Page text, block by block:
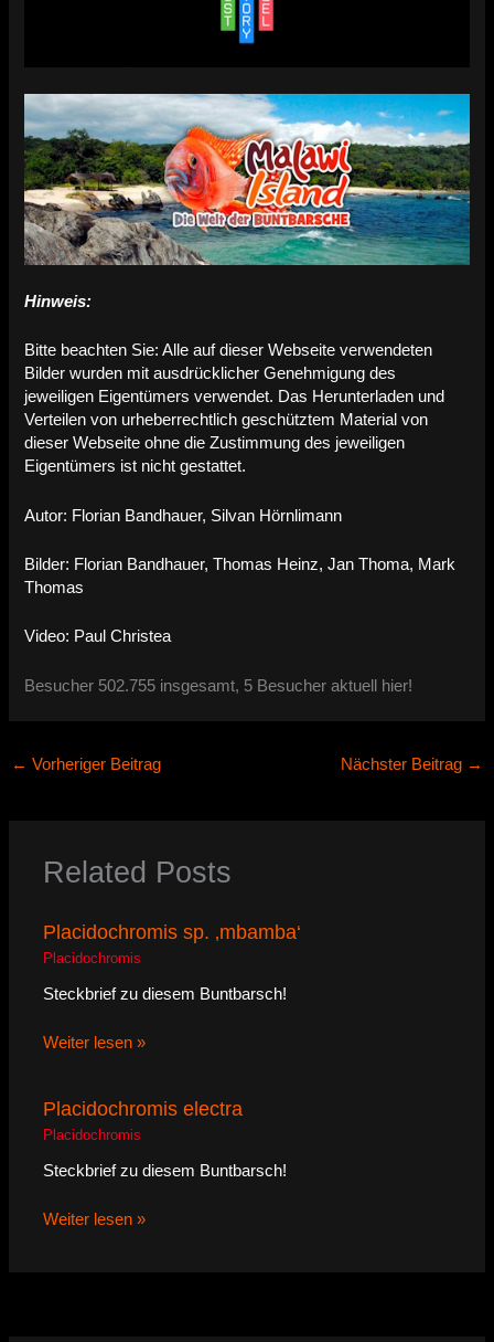
Hinweis:
Bitte beachten Sie: Alle auf dieser Webseite verwendeten
Bilder wurden mit ausdrücklicher Genehmigung des
jeweiligen Eigentümers verwendet. Das Herunterladen und
Verteilen von urheberrechtlich geschütztem Material von
dieser Webseite ohne die Zustimmung des jeweiligen
Eigentümers ist nicht gestattet.
Autor: Florian Bandhauer, Silvan Hörnlimann
Bilder: Florian Bandhauer, Thomas Heinz, Jan Thoma, Mark
Thomas
Video: Paul Christea
Besucher 502.755 insgesamt, 5 Besucher aktuell hier!
← Vorheriger Beitrag Nächster Beitrag →
Related Posts
Placidochromis sp. ‚mbamba‘
Placidochromis
Steckbrief zu diesem Buntbarsch!
Weiter lesen »
Placidochromis electra
Placidochromis
Steckbrief zu diesem Buntbarsch!
Weiter lesen »